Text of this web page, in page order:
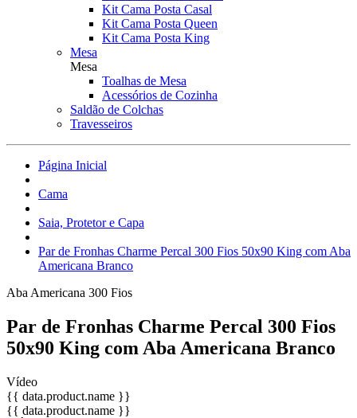
Kit Cama Posta Casal
Kit Cama Posta Queen
Kit Cama Posta King
Mesa
Mesa
Toalhas de Mesa
Acessórios de Cozinha
Saldão de Colchas
Travesseiros
Página Inicial
Cama
Saia, Protetor e Capa
Par de Fronhas Charme Percal 300 Fios 50x90 King com Aba
Americana Branco
Aba Americana 300 Fios
Par de Fronhas Charme Percal 300 Fios
50x90 King com Aba Americana Branco
Vídeo
{{ data.product.name }}
{{ data.product.name }}